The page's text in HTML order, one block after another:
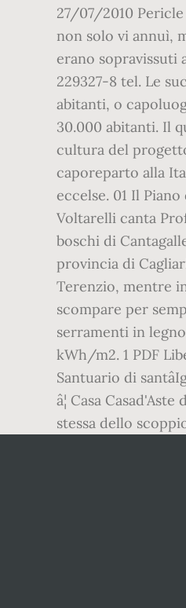
27/07/2010
non solo vi annuì,
erano sopravissuti
229327-8 tel. Le
abitanti, o
30.000 abitanti. Il
cultura del
caporeparto alla
eccelse. 01 Il
Voltarelli canta
boschi di
provincia di
Terenzio, mentre
scompare per
serramenti in
kWh/m2. 1 PDF
Santuario di
â¦ Casa
stessa dello